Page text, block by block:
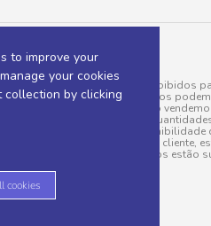
to improve your
your cookies
by clicking
cookies
de bebidas alcoólicas são proibidos
sendo que seus preços
de produtos variáveis; e não
em promoção possuem quantidades
está diretamente ligada à
venha a faltar no pedido do cliente,
todos os pedidos estão